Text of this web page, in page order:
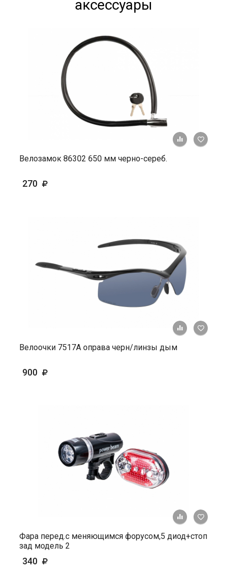
аксессуары
+ К
Велозамок 86302 650 мм черно-сереб.
270
+ К
Велоочки 7517А оправа черн/линзы дым
900
+ К
Фара перед.с меняющимся форусом,5 диод+стоп
зад модель 2
340